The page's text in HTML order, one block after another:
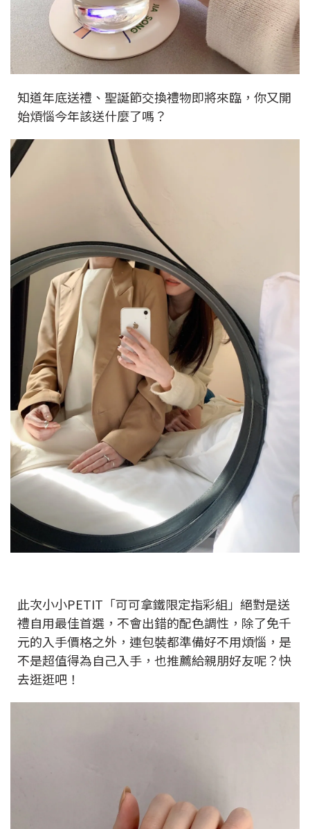
知道年底送禮、聖誕節交換禮物即將來臨，你又開
始煩惱今年該送什麼了嗎？
此次小小PETIT「可可拿鐵限定指彩組」絕對是送
禮自用最佳首選，不會出錯的配色調性，除了免千
元的入手價格之外，連包裝都準備好不用煩惱，是
不是超值得為自己入手，也推薦給親朋好友呢？快
去逛逛吧！